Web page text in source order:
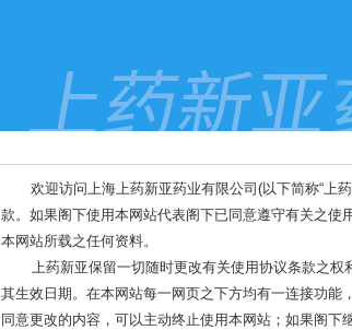
欢迎访问上海上药新亚药业有限公司(以下简称“上药
款。如果阁下使用本网站代表阁下已同意遵守有关之
本网站所载之任何资料。
上药新亚保留一切随时更改有关使用协议条款之
其生效日期。在本网站每一网页之下方均有一连接功
同意更改的内容，可以主动终止使用本网站；如果阁下